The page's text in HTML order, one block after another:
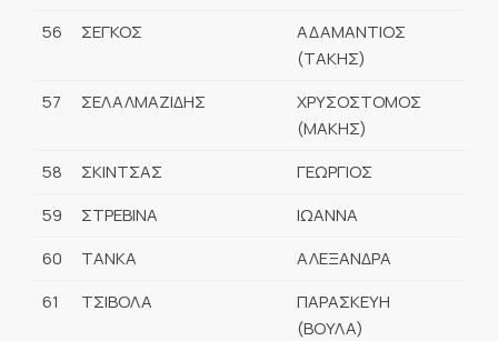
56 ΣΕΓΚΟΣ
ΑΔΑΜΑΝΤΙΟΣ
(ΤΑΚΗΣ)
57
ΣΕΛΑΛΜΑΖΙΔΗΣ
ΧΡΥΣΟΣΤΟΜΟΣ
(ΜΑΚΗΣ)
58
ΣΚΙΝΤΣΑΣ
ΓΕΩΡΓΙΟΣ
59
ΣΤΡΕΒΙΝΑ
ΙΩΑΝΝΑ
60
ΤΑΝΚΑ
ΑΛΕΞΑΝΔΡΑ
61
ΤΣΙΒΟΛΑ
ΠΑΡΑΣΚΕΥΗ
(ΒΟΥΛΑ)